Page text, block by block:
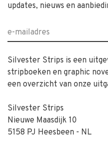
updates, nieuws en
Silvester Strips is een
stripboeken en graphic
een overzicht van onze
Silvester Strips
Nieuwe Maasdijk 10
5158 PJ Heesbeen - NL